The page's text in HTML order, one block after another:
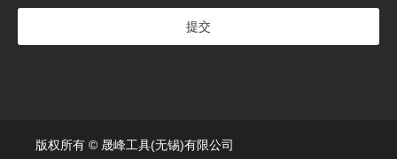
版权所有 © 晟峰工具(无锡)有限公司